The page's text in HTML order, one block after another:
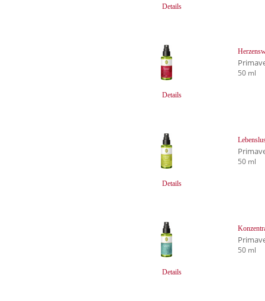
Details
Details
50 ml
Details
50 ml
Details
50 ml